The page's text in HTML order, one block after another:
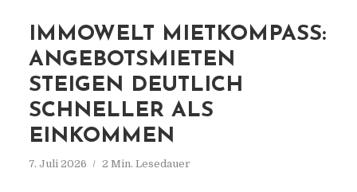
IMMOWELT MIETKOMPASS:
ANGEBOTSMIETEN
STEIGEN DEUTLICH
SCHNELLER ALS
EINKOMMEN
7. Juli 2026 2 Min. Lesedauer